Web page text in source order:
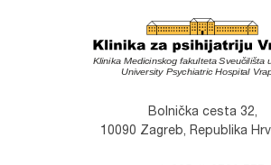
Bolnička cesta 32,
10090 Zagreb, Republika